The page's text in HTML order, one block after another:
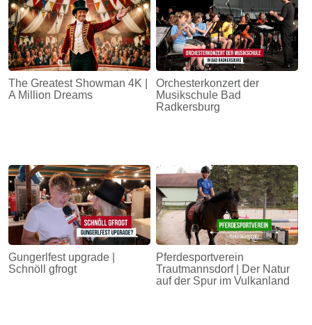
The Greatest Showman 4K |
A Million Dreams
Orchesterkonzert der
Musikschule Bad
Radkersburg
Gungerlfest upgrade |
Schnöll gfrogt
Pferdesportverein
Trautmannsdorf | Der Natur
auf der Spur im Vulkanland